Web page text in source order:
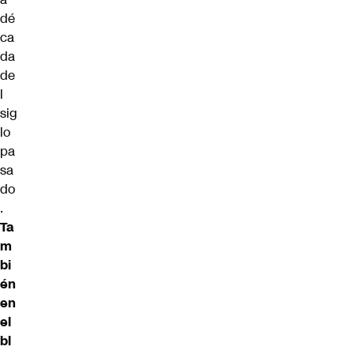
dé
ca
da
de
l
sig
lo
pa
sa
do
.
Ta
m
bi
én
en
el
bl